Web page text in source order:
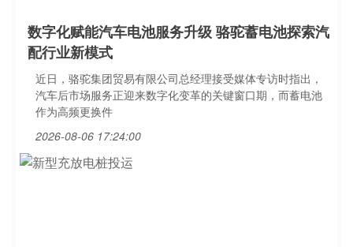
数字化赋能汽车电池服务升级 骆驼蓄电池探索汽
配行业新模式
近日，骆驼集团贸易有限公司总经理接受媒体专访时指出，
汽车后市场服务正迎来数字化变革的关键窗口期，而蓄电池
作为高频更换件
2026-08-06 17:24:00